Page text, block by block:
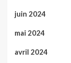
juin 2024
mai 2024
avril 2024